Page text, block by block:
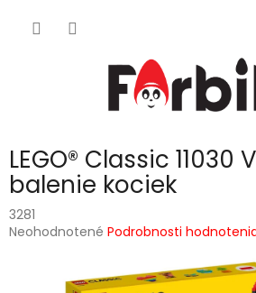
LEGO® Classic 11030
balenie kociek
3281
Priemerné
Neohodnotené Podrobnosti